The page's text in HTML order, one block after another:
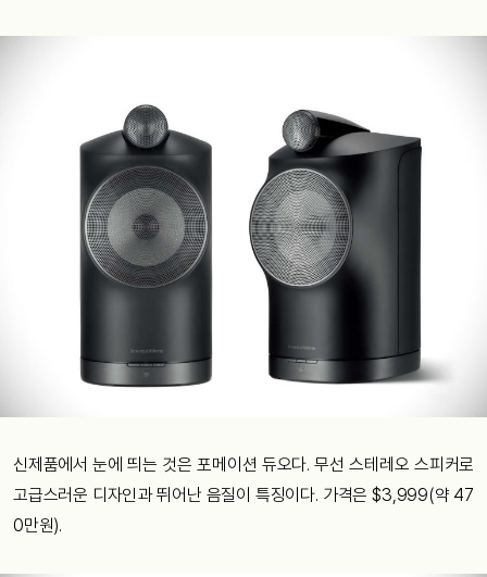
신제품에서 눈에 띄는 것은 포메이션 듀오다. 무선 스테레오 스피커로
고급스러운 디자인과 뛰어난 음질이 특징이다. 가격은 $3,999(약 47
0만원).